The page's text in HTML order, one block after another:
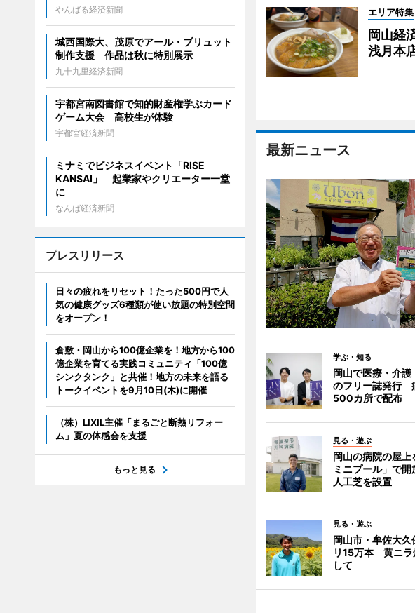
エリア特集
岡山経
浅月本
最新ニュース
学ぶ・知る
岡山で医療・介護
のフリー誌発行
500カ所で配布
見る・遊ぶ
岡山の病院の屋上
ミニプール」で
人工芝を設置
見る・遊ぶ
岡山市・牟佐大久
リ15万本 黄ニラ
して
やんばる経済新聞
城西国際大、茂原でアール・ブリュット
制作支援 作品は秋に特別展示
九十九里経済新聞
宇都宮南図書館で知的財産権学ぶカード
ゲーム大会 高校生が体験
宇都宮経済新聞
ミナミでビジネスイベント「RISE
KANSAI」 起業家やクリエーター一堂
に
なんば経済新聞
プレスリリース
日々の疲れをリセット！たった500円で人
気の健康グッズ6種類が使い放題の特別空間
をオープン！
倉敷・岡山から100億企業を！地方から100
億企業を育てる実践コミュニティ「100億
シンクタンク」と共催！地方の未来を語る
トークイベントを9月10日(木)に開催
（株）LIXIL主催「まるごと断熱リフォー
ム」夏の体感会を支援
もっと見る